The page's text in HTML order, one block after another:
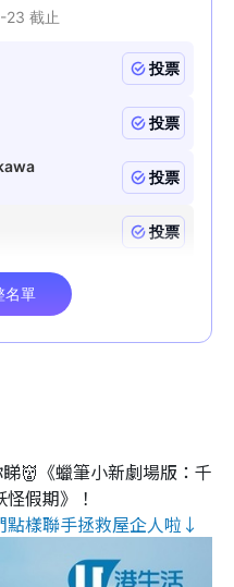
👹《蠟筆小新劇場版：千
假期》！
樣聯手拯救屋企人啦↓